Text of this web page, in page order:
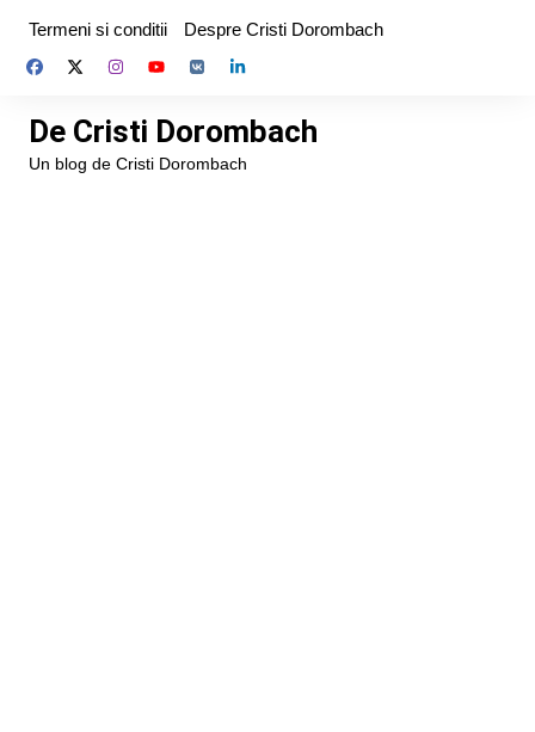
content
Termeni si conditii Despre Cristi Dorombach
De Cristi Dorombach
Un blog de Cristi Dorombach